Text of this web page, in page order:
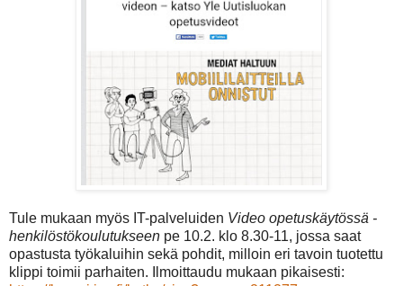
Tule mukaan myös IT-palveluiden Video opetuskäytössä -
henkilöstökoulutukseen pe 10.2. klo 8.30-11, jossa saat
opastusta työkaluihin sekä pohdit, milloin eri tavoin tuotettu
klippi toimii parhaiten. Ilmoittaudu mukaan pikaisesti: